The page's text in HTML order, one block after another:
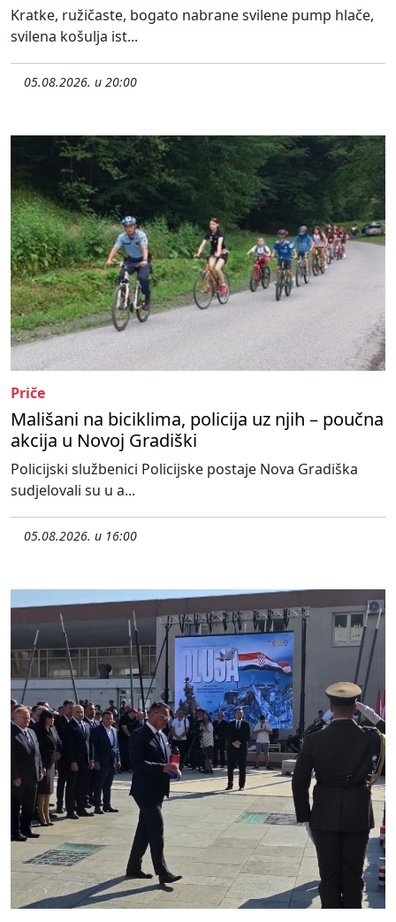
Kratke, ružičaste, bogato nabrane svilene pump hlače,
svilena košulja ist...
05.08.2026. u 20:00
Priče
Mališani na biciklima, policija uz njih – poučna
akcija u Novoj Gradiški
Policijski službenici Policijske postaje Nova Gradiška
sudjelovali su u a...
05.08.2026. u 16:00